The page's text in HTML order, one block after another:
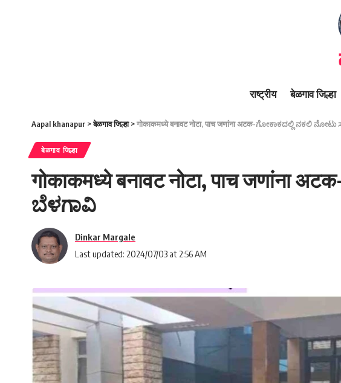
राष्ट्रीय बेळगाव जिल्हा
Aapal khanapur >बेळगाव जिल्हा>गोकाकमध्ये बनावट नोटा, पाच जणांना अटक-ಗೋಕಾಕದಲ್ಲಿ ನಕಲಿ
बेळगाव जिल्हा
गोकाकमध्ये बनावट नोटा, पाच
ಬೆಳಗಾವಿ
Last updated: 2024/07/03 at 2:56 AM
Dinkar Margale